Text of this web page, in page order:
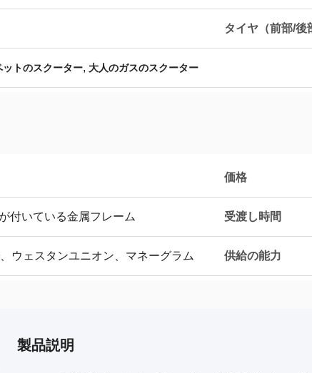
タイヤ（前部/後
ットのスクーター, 大人のガスのスクーター
価格
付いている金属フレーム 受渡し時間
、ウェスタンユニオン、マネーグラム 供給の能力
製品説明